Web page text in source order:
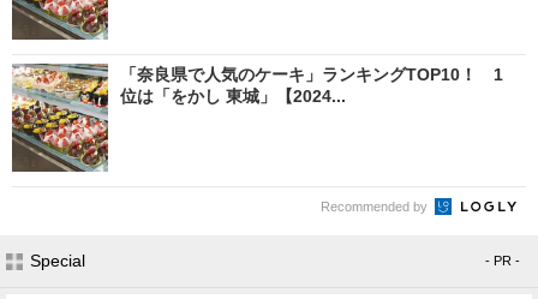
「奈良県で人気のケーキ」ランキングTOP10！ 1
位は「をかし 東城」【2024...
Recommended by
Special - PR -